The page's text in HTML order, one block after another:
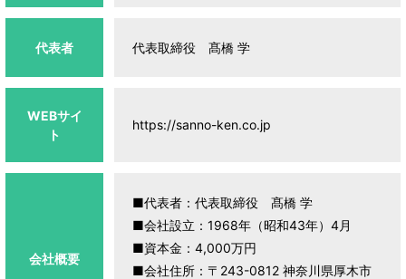
代表者 代表取締役 髙橋 学
WEBサイ
ト
https://sanno-ken.co.jp
会社概要
■代表者：代表取締役 髙橋 学
■会社設立：1968年（昭和43年）4月
■資本金：4,000万円
■会社住所：〒243-0812 神奈川県厚木市